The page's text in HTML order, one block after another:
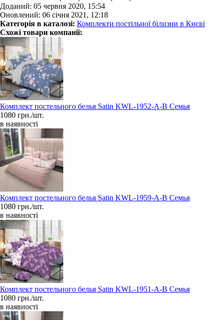
Доданий: 05 червня 2020, 15:54
Оновлений: 06 січня 2021, 12:18
Категорія в каталозі: Комплекти постільної білизни в Києві
Схожі товари компанії:
Комплект постельного белья Satin KWL-1952-A-B Семья
1080 грн./шт.
в наявності
Комплект постельного белья Satin KWL-1959-A-B Семья
1080 грн./шт.
в наявності
Комплект постельного белья Satin KWL-1951-A-B Семья
1080 грн./шт.
в наявності